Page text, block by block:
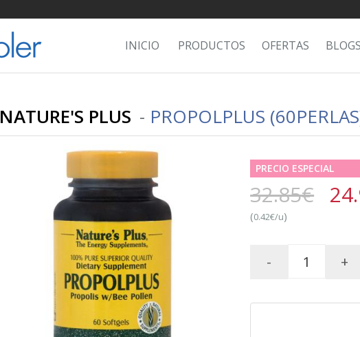
INICIO PRODUCTOS OFERTAS BLOGS
NATURE'S PLUS - PROPOLPLUS
PRECIO ESPECIAL
32.85€
(0.42€/u)
- +